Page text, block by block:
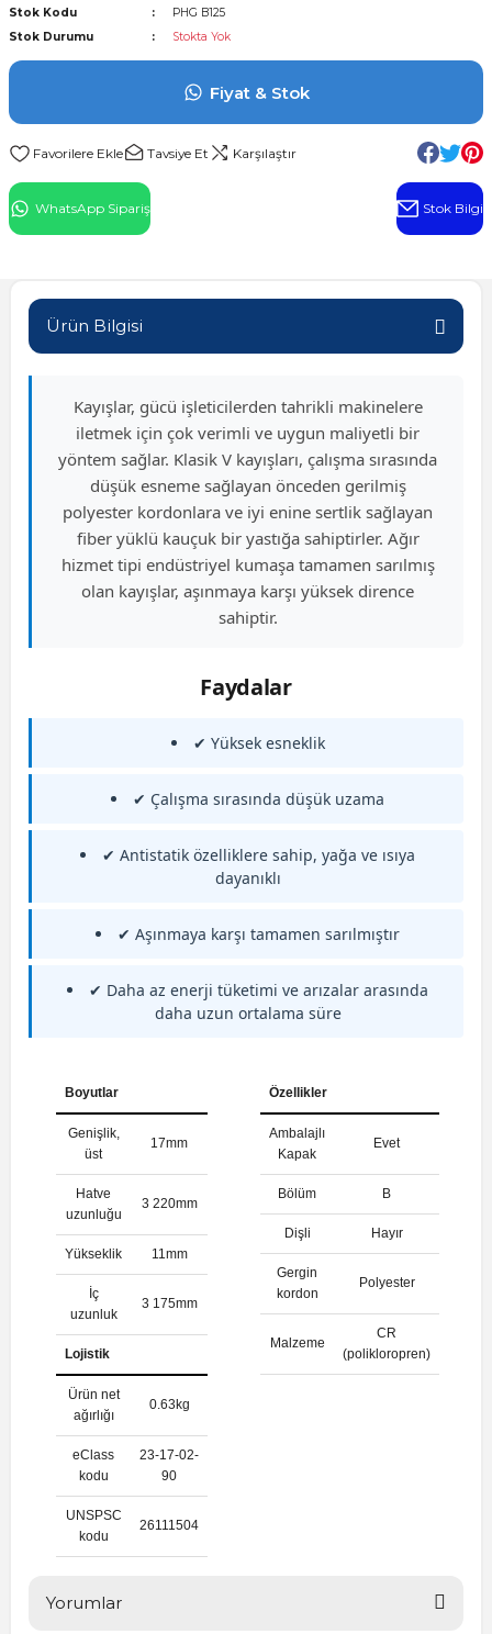
Rulman
Stok Kodu
PHG B125
Stok Durumu
Stokta Yok
Fiyat & Stok
Tavsiye Et Karşılaştır
WhatsApp Sipariş Stok Bilgi
Ürün Bilgisi
Kayışlar, gücü işleticilerden tahrikli makinelere
iletmek için çok verimli ve uygun maliyetli bir
yöntem sağlar. Klasik V kayışları, çalışma sırasında
düşük esneme sağlayan önceden gerilmiş
polyester kordonlara ve iyi enine sertlik sağlayan
fiber yüklü kauçuk bir yastığa sahiptirler. Ağır
hizmet tipi endüstriyel kumaşa tamamen sarılmış
olan kayışlar, aşınmaya karşı yüksek dirence
sahiptir.
Faydalar
✔ Yüksek esneklik
✔ Çalışma sırasında düşük uzama
✔ Antistatik özelliklere sahip, yağa ve ısıya
dayanıklı
✔ Aşınmaya karşı tamamen sarılmıştır
✔ Daha az enerji tüketimi ve arızalar arasında
daha uzun ortalama süre
Boyutlar
Genişlik,
üst
17mm
Hatve
uzunluğu
3 220mm
Yükseklik 11mm
İç
uzunluk
3 175mm
Lojistik
Ürün net
ağırlığı
0.63kg
eClass
kodu
23-17-02-
90
UNSPSC
kodu
26111504
Özellikler
Ambalajlı
Kapak
Evet
Bölüm B
Dişli Hayır
Gergin
kordon
Polyester
Malzeme
CR
(polikloropren)
Yorumlar